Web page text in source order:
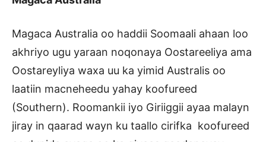
Magaca Australia oo haddii Soomaali ahaan loo
akhriyo ugu yaraan noqonaya Oostareeliya ama
Oostareyliya waxa uu ka yimid Australis oo
laatiin macneheedu yahay koofureed
(Southern). Roomankii iyo Giriiggii ayaa malayn
jiray in qaarad wayn ku taallo cirifka koofureed